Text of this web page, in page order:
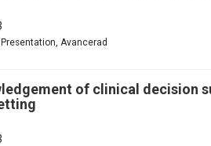
Avancerad
of clinical decision